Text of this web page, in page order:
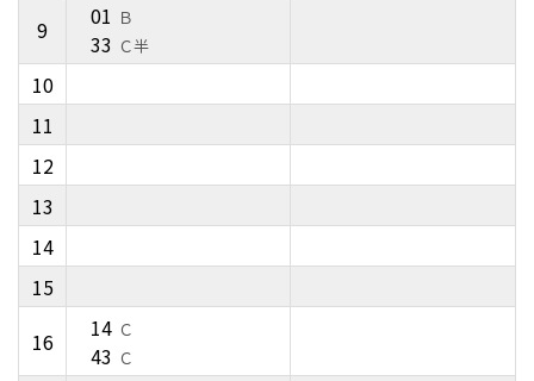
9
10
11
12
13
14
15
16
01 Ｂ
33 Ｃ半
14 Ｃ
43 Ｃ